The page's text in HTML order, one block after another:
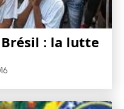
Brésil : la lutte